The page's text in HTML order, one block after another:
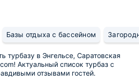
Базы отдыха с бассейном
турбазу в Энгельсе, Саратовская
Актуальный список турбаз с
отзывами гостей.